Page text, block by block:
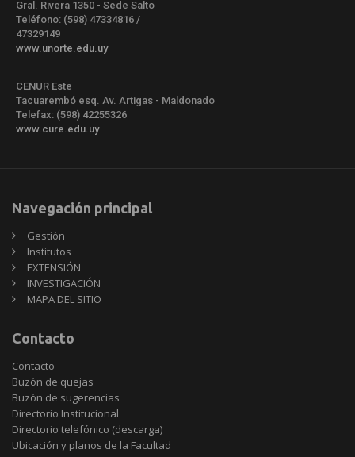
Gral. Rivera 1350 - Sede Salto
Teléfono: (598) 47334816 /
47329149
www.unorte.edu.uy
CENUR Este
Tacuarembó esq. Av. Artigas - Maldonado
Telefax: (598) 42255326
www.cure.edu.uy
Navegación principal
Gestión
Institutos
EXTENSIÓN
INVESTIGACIÓN
MAPA DEL SITIO
Contacto
Contacto
Buzón de quejas
Buzón de sugerencias
Directorio Institucional
Directorio telefónico (descarga)
Ubicación y planos de la Facultad